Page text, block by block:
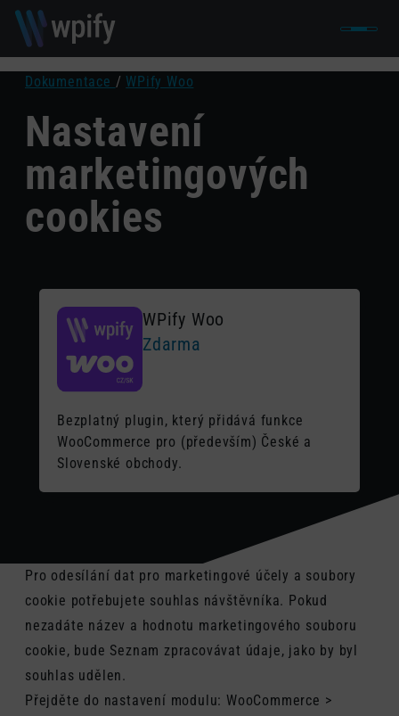
Dokumentace / WPify Woo
Nastavení
marketingových
cookies
WPify Woo
Zdarma
Bezplatný plugin, který přidává funkce
WooCommerce pro (především) České a
Slovenské obchody.
Pro odesílání dat pro marketingové účely a soubory
cookie potřebujete souhlas návštěvníka. Pokud
nezadáte název a hodnotu marketingového souboru
cookie, bude Seznam zpracovávat údaje, jako by byl
souhlas udělen.
Přejděte do nastavení modulu: WooCommerce >